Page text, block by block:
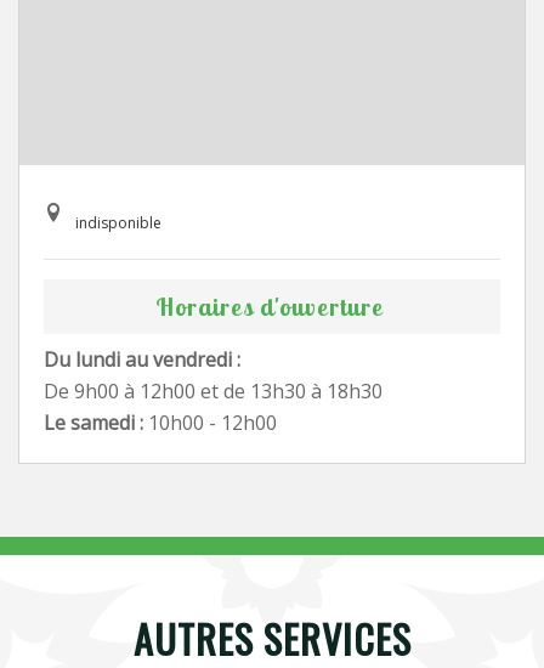
indisponible
Horaires d'ouverture
Du lundi au vendredi :
De 9h00 à 12h00 et de 13h30 à 18h30
Le samedi : 10h00 - 12h00
AUTRES SERVICES